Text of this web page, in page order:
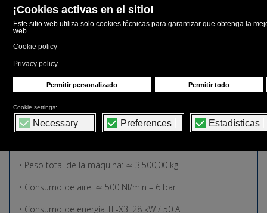
utilizar dos materiales plásticos diferentes o materiales de
diferente espesor.
• Volumen de llenado: 1 – 130 ml
• Área del molde de termoformadura TF-X3: 160 mm
(ancho) X 150 mm (altura)
• Dimensiones totales: 6787 mm X 1365 mm X 2038 mm
• Peso total de la máquina: ≃ 3.500,00 kg
• Consumo de aire: ≃ 500 Nl/min – 6 bar
• Consumo de energía TF-X3: 28 kW / 50 A